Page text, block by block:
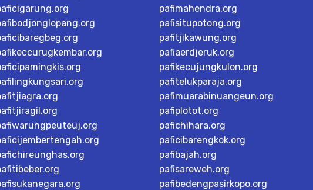
pafimahendra.org
pafisitupotong.org
pafitjikawung.org
pafiaerdjeruk.org
pafikecujungkulon.org
pafitelukparaja.org
pafimuarabinuangeun.org
pafiplotot.org
pafichihara.org
paficibarengkok.org
pafibajah.org
pafisareweh.org
pafibedengpasirkopo.org